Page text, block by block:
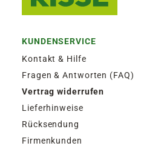
KUNDENSERVICE
Kontakt & Hilfe
Fragen & Antworten (FAQ)
Vertrag widerrufen
Lieferhinweise
Rücksendung
Firmenkunden